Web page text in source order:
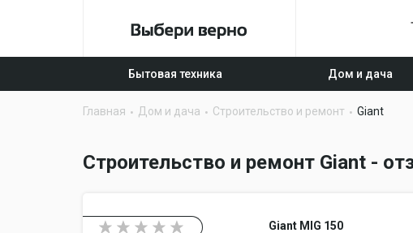
Бытовая техника Дом и дача
Главная Дом и дача Строительство и ремонт Giant
Строительство и ремонт Giant -
Giant MIG 150